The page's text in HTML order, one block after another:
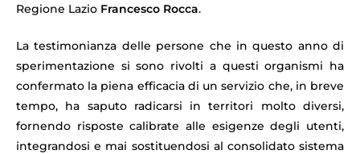
Regione Lazio Francesco Rocca.
La testimonianza delle persone che in questo anno di
sperimentazione si sono rivolti a questi organismi ha
confermato la piena efficacia di un servizio che, in breve
tempo, ha saputo radicarsi in territori molto diversi,
fornendo risposte calibrate alle esigenze degli utenti,
integrandosi e mai sostituendosi al consolidato sistema